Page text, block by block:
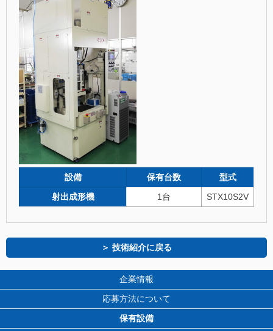
設備 保有台数
型式
射出成形機
1台 STX10S2V
＞ 技術紹介に戻る
企業情報
応募方法について
保有設備